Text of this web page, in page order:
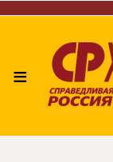
≡